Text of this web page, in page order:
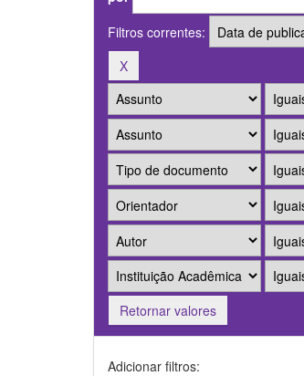
Filtros correntes:
Retornar valores
Adicionar filtros: